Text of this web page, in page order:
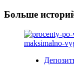
Больше